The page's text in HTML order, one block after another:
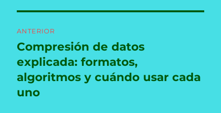
de
entradas
ANTERIOR
Entrada
anterior:
Compresión de datos
explicada: formatos,
algoritmos y cuándo usar cada
uno